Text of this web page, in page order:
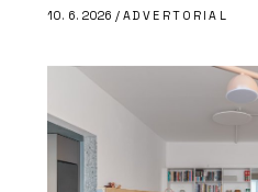
10. 6. 2026 / ADVERTORIAL